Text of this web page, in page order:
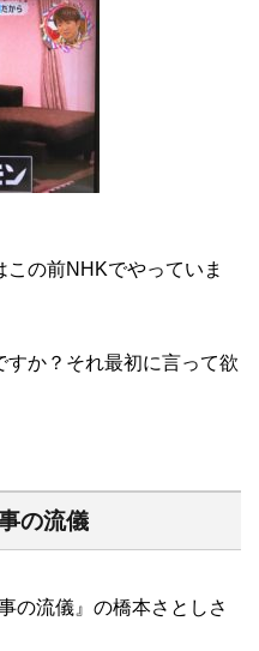
の前NHKでやっていま
すか？それ最初に言って欲
の流儀
の流儀』の橋本さとしさ